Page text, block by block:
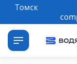
Томск